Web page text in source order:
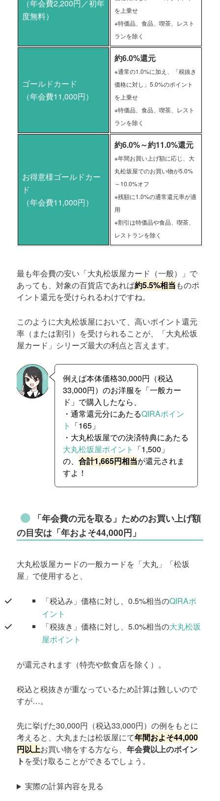
（年会費2,200円／初年
度無料）
を上乗せ
※特価品、食品、喫茶、レスト
ランを除く
ゴールドカード
（年会費11,000円）
約6.0%還元
※通常の1.0%に加え、「税抜き
価格に対し」5.0%のポイント
を上乗せ
※特価品、食品、喫茶、レスト
ランを除く
お得意様ゴールドカー
ド
（年会費11,000円）
約6.0%～約11.0%還元
※年間お買い上げ額に応じ、大
丸松坂屋でのお買い物が5.0%
～10.0%オフ
※残額に1.0%の通常還元率が適
用
※割引は特価品や食品、喫茶、
レストランを除く
最も年会費の安い「大丸松坂屋カード（一般）」で
あっても、対象の百貨店であれば約5.5%相当ものポ
イント還元を受けられるわけですね。
このように大丸松坂屋において、高いポイント還元
率（または割引）を受けられることが、「大丸松坂
屋カード」シリーズ最大の利点と言えます。
例えば本体価格30,000円（税込
33,000円）のお洋服を「一般カー
ド」で購入したなら、
・通常還元分にあたるQIRAポイン
ト 「165」
・大丸松坂屋での決済特典にあたる
大丸松坂屋ポイント 「1,500」
の、 合計1,665円相当が還元されま
すよ！
「年会費の元を取る」ためのお買い上げ額
の目安は「年およそ44,000円」
大丸松坂屋カードの一般カードを「大丸」「松坂
屋」で使用すると、
「税込み」価格に対し、0.5%相当のQIRAポ
イント
「税抜き」価格に対し、5.0%相当の大丸松坂
屋ポイント
が還元されます（特売や飲食店を除く）。
税込と税抜きが重なっているため計算は難しいので
すが…。
先に挙げた30,000円（税込33,000円）の例をもとに
考えると、大丸または松坂屋にて年間およそ44,000
円以上お買い物をする方なら、年会費以上のポイン
ト を受け取ることができるでしょう。
実際の計算内容を見る